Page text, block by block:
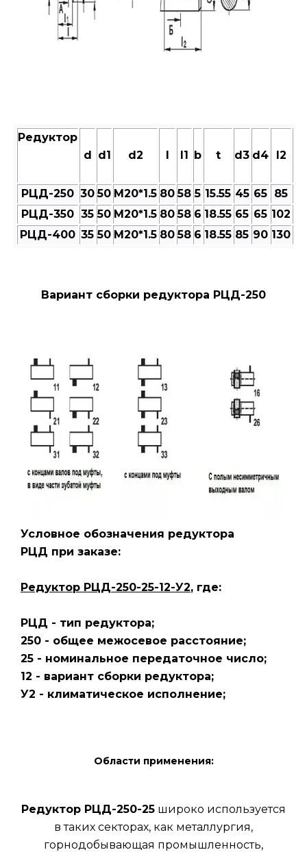
Редуктор
d d1 d2 l l1 b t d3 d4 l2
РЦД-250 30 50 M20*1.5 80 58 5 15.55 45 65 85
РЦД-350 35 50 M20*1.5 80 58 6 18.55 65 65 102
РЦД-400 35 50 M20*1.5 80 58 6 18.55 85 90 130
Вариант сборки редуктора РЦД-250
Условное обозначения редуктора
РЦД при заказе:
Редуктор РЦД-250-25-12-У2, где:
РЦД - тип редуктора;
250 - общее межосевое расстояние;
25 - номинальное передаточное число;
12 - вариант сборки редуктора;
У2 - климатическое исполнение;
Области применения:
Редуктор РЦД-250-25 широко используется
в таких секторах, как металлургия,
горнодобывающая промышленность,